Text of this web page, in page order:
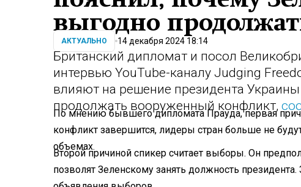
выгодно
АКТУАЛЬНО 14 декабря 2024 18:14
Британский дипломат и посол
интервью YouTube-каналу Judging
влияют на решение президента
продолжать вооруженный конфликт,
По мнению бывшего дипломата Прауда, первая
конфликт завершится, лидеры стран больше не
объемах.
Второй причиной спикер считает выборы. Он
позволят Зеленскому занять должность